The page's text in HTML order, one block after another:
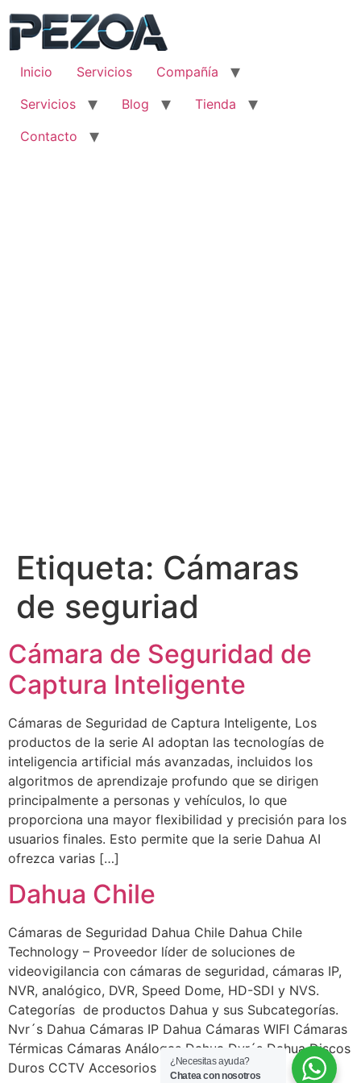
contenido
Inicio
Servicios
Compañía
Servicios
Blog
Tienda
Contacto
Etiqueta: Cámaras
de seguriad
Cámara de Seguridad de
Captura Inteligente
Cámaras de Seguridad de Captura Inteligente, Los
productos de la serie AI adoptan las tecnologías de
inteligencia artificial más avanzadas, incluidos los
algoritmos de aprendizaje profundo que se dirigen
principalmente a personas y vehículos, lo que
proporciona una mayor flexibilidad y precisión para los
usuarios finales. Esto permite que la serie Dahua AI
ofrezca varias […]
Dahua Chile
Cámaras de Seguridad Dahua Chile Dahua Chile
Technology – Proveedor líder de soluciones de
videovigilancia con cámaras de seguridad, cámaras IP,
NVR, analógico, DVR, Speed ​​Dome, HD-SDI y NVS.
Categorías de productos Dahua y sus Subcategorías.
Nvr´s Dahua Cámaras IP Dahua Cámaras WIFI Cámaras
Térmicas Cámaras Análogas Dahua Dvr´s Dahua Discos
Duros CCTV Accesorios Dahua Vigilancia […]
¿Necesitas ayuda?
Chatea con nosotros